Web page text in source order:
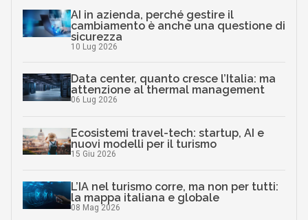
AI in azienda, perché gestire il
cambiamento è anche una questione di
sicurezza
10 Lug 2026
Data center, quanto cresce l’Italia: ma
attenzione al thermal management
06 Lug 2026
Ecosistemi travel-tech: startup, AI e
nuovi modelli per il turismo
15 Giu 2026
L’IA nel turismo corre, ma non per tutti:
la mappa italiana e globale
08 Mag 2026